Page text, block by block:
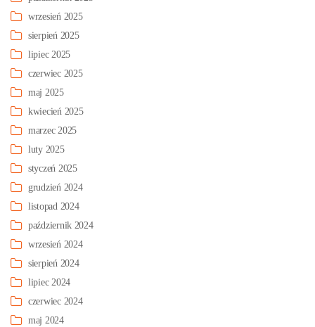
wrzesień 2025
sierpień 2025
lipiec 2025
czerwiec 2025
maj 2025
kwiecień 2025
marzec 2025
luty 2025
styczeń 2025
grudzień 2024
listopad 2024
październik 2024
wrzesień 2024
sierpień 2024
lipiec 2024
czerwiec 2024
maj 2024